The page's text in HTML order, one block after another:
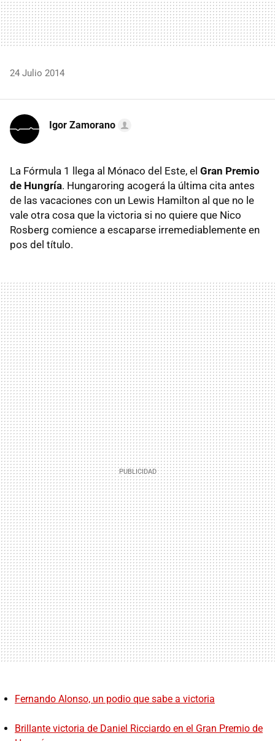
24 Julio 2014
Igor Zamorano
La Fórmula 1 llega al Mónaco del Este, el Gran Premio
de Hungría. Hungaroring acogerá la última cita antes
de las vacaciones con un Lewis Hamilton al que no le
vale otra cosa que la victoria si no quiere que Nico
Rosberg comience a escaparse irremediablemente en
pos del título.
Fernando Alonso, un podio que sabe a victoria
Brillante victoria de Daniel Ricciardo en el Gran Premio de